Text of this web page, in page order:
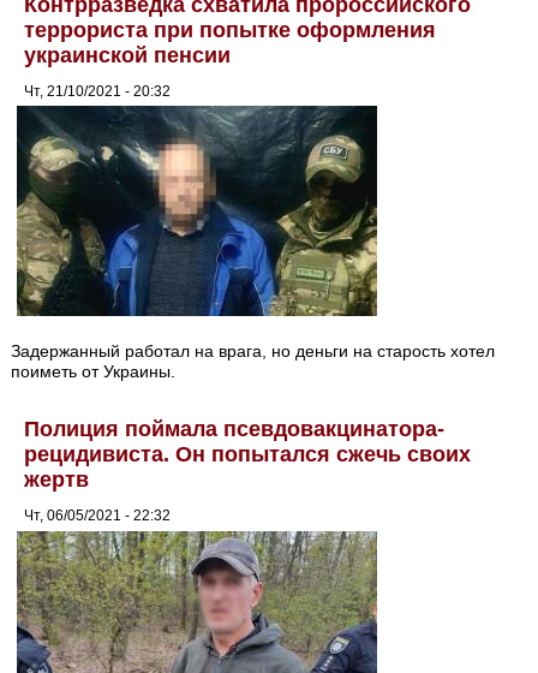
террориста при попытке оформления
украинской пенсии
Чт, 21/10/2021 - 20:32
Задержанный работал на врага, но деньги на старость хотел
поиметь от Украины.
Полиция поймала псевдовакцинатора-
рецидивиста. Он попытался сжечь своих
жертв
Чт, 06/05/2021 - 22:32